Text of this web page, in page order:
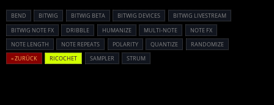
BEND BITWIG BITWIG BETA BITWIG DEVICES
BITWIG LIVESTREAM
BITWIG NOTE FX
DRIBBLE HUMANIZE MULTI-NOTE
NOTE FX
NOTE LENGTH
NOTE REPEATS POLARITY QUANTIZE
RANDOMIZE
« ZURÜCK
RICOCHET SAMPLER STRUM